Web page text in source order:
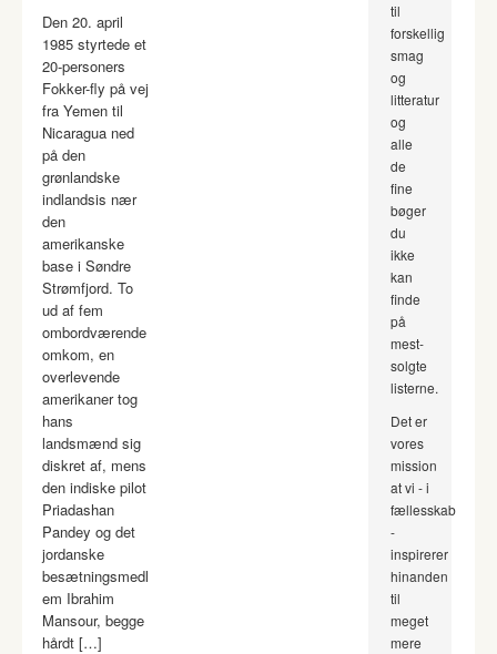
Den 20. april
1985 styrtede et
20-personers
Fokker-fly på vej
fra Yemen til
Nicaragua ned
på den
grønlandske
indlandsis nær
den
amerikanske
base i Søndre
Strømfjord. To
ud af fem
ombordværende
omkom, en
overlevende
amerikaner tog
hans
landsmænd sig
diskret af, mens
den indiske pilot
Priadashan
Pandey og det
jordanske
besætningsmedl
em Ibrahim
Mansour, begge
hårdt […]
til
forskellig
smag
og
litteratur
og
alle
de
fine
bøger
du
ikke
kan
finde
på
mest-
solgte
listerne.
Det er
vores
mission
at vi - i
fællesskab
-
inspirerer
hinanden
til
meget
mere